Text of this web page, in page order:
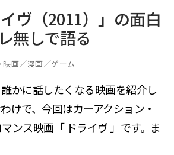
ヴ（2011）」の面白
無しで語る
映画／漫画／ゲーム
かに話したくなる映画を紹介し
けで、今回はカーアクション・
ンス映画「 ドライヴ 」です。ま